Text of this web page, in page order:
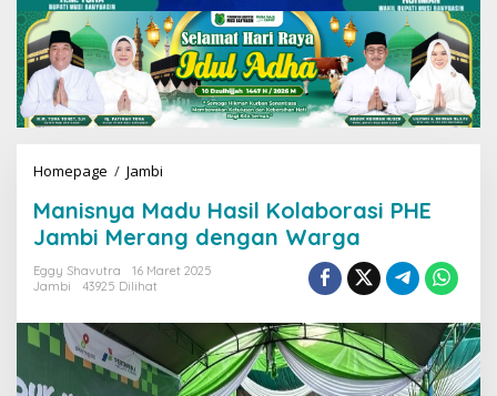
Homepage / Jambi
n
i
s
n
M
d
Manisnya Madu Hasil Kolaborasi PHE
Jambi Merang dengan Warga
Eggy Shavutra
16 Maret 2025
Jambi
43925 Dilihat